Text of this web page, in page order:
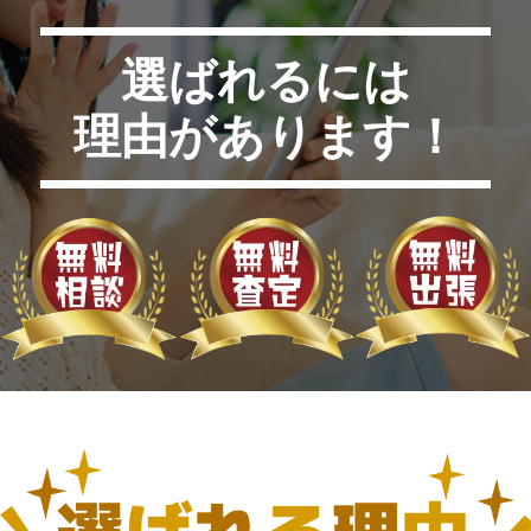
選ばれるには
理由があります！